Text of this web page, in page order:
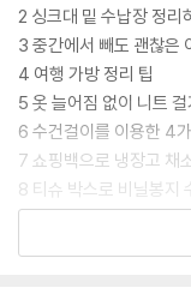
2 싱크대 밑 수납장 정리
3 중간에서 빼도 괜찮은
4 여행 가방 정리 팁
5 옷 늘어짐 없이 니트 걸
6 수건걸이를 이용한 4
7 쇼핑백으로 냉장고 채
8 티슈 박스로 비닐봉지
9 주방 수납 노하우